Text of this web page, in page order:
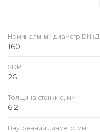
Номинальный диаметр DN
160
SDR
26
Толщина стенки e, мм
6.2
Внутренний диаметр, мм